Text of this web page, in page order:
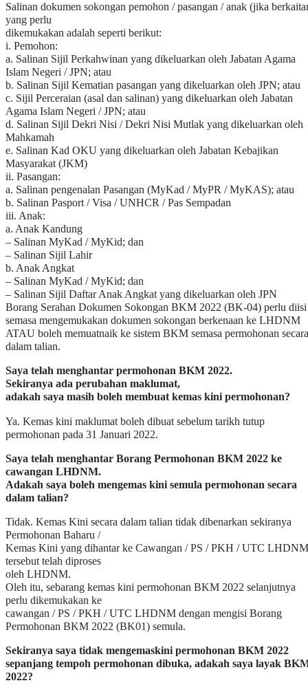
Salinan dokumen sokongan pemohon / pasangan / anak (jika
yang perlu
dikemukakan adalah seperti berikut:
i. Pemohon:
a. Salinan Sijil Perkahwinan yang dikeluarkan oleh Jabatan Agama
Islam Negeri / JPN; atau
b. Salinan Sijil Kematian pasangan yang dikeluarkan oleh JPN; atau
c. Sijil Perceraian (asal dan salinan) yang dikeluarkan oleh Jabatan
Agama Islam Negeri / JPN; atau
d. Salinan Sijil Dekri Nisi / Dekri Nisi Mutlak yang dikeluarkan oleh
Mahkamah
e. Salinan Kad OKU yang dikeluarkan oleh Jabatan Kebajikan
Masyarakat (JKM)
ii. Pasangan:
a. Salinan pengenalan Pasangan (MyKad / MyPR / MyKAS); atau
b. Salinan Pasport / Visa / UNHCR / Pas Sempadan
iii. Anak:
a. Anak Kandung
– Salinan MyKad / MyKid; dan
– Salinan Sijil Lahir
b. Anak Angkat
– Salinan MyKad / MyKid; dan
– Salinan Sijil Daftar Anak Angkat yang dikeluarkan oleh JPN
Borang Serahan Dokumen Sokongan BKM 2022 (BK-04) perlu diisi
semasa mengemukakan dokumen sokongan berkenaan ke LHDNM
ATAU boleh memuatnaik ke sistem BKM semasa permohonan secara
dalam talian.
Saya telah menghantar permohonan BKM 2022.
Sekiranya ada perubahan maklumat,
adakah saya masih boleh membuat kemas kini permohonan?
Ya. Kemas kini maklumat boleh dibuat sebelum tarikh tutup
permohonan pada 31 Januari 2022.
Saya telah menghantar Borang Permohonan BKM 2022 ke
cawangan LHDNM.
Adakah saya boleh mengemas kini semula permohonan secara
dalam talian?
Tidak. Kemas Kini secara dalam talian tidak dibenarkan sekiranya
Permohonan Baharu /
Kemas Kini yang dihantar ke Cawangan / PS / PKH / UTC LHDNM
tersebut telah diproses
oleh LHDNM.
Oleh itu, sebarang kemas kini permohonan BKM 2022 selanjutnya
perlu dikemukakan ke
cawangan / PS / PKH / UTC LHDNM dengan mengisi Borang
Permohonan BKM 2022 (BK01) semula.
Sekiranya saya tidak mengemaskini permohonan BKM 2022
sepanjang tempoh permohonan dibuka, adakah saya layak
2022?